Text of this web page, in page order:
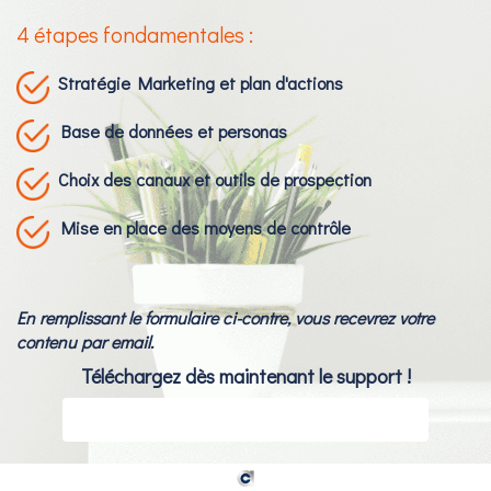
4 étapes fondamentales :
Stratégie Marketing et plan d'actions
Base de données et personas
Choix des canaux et outils de prospection
Mise en place des moyens de contrôle
En remplissant le formulaire ci-contre, vous recevrez votre
contenu par email.
Téléchargez dès maintenant le support !